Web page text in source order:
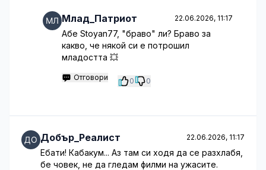
Млад_Патриот 22.06.2026, 11:17
Абе Stoyan77, "браво" ли? Браво за
какво, че някой си е потрошил
младостта 💥
Отговори 0 0
Добър_Реалист 22.06.2026, 11:17
Ебати! Кабакум... Аз там си ходя да се разхлабя,
бе човек, не да гледам филми на ужасите.